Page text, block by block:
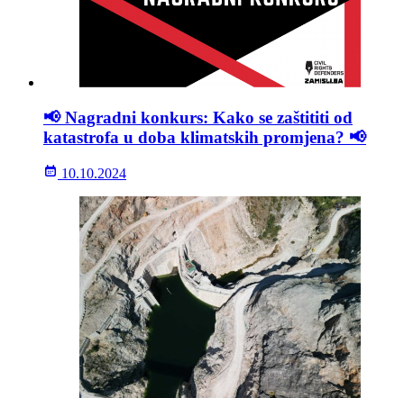
📢 Nagradni konkurs: Kako se zaštititi od
katastrofa u doba klimatskih promjena? 📢
10.10.2024